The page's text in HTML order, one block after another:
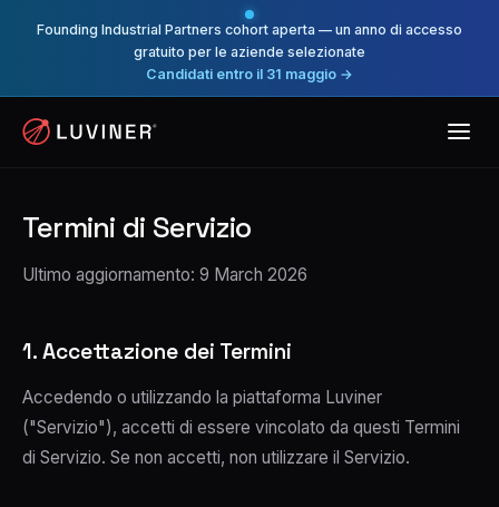
Founding Industrial Partners cohort aperta — un anno di accesso
gratuito per le aziende selezionate
Candidati entro il 31 maggio →
Termini di Servizio
Ultimo aggiornamento: 9 March 2026
1. Accettazione dei Termini
Accedendo o utilizzando la piattaforma Luviner
("Servizio"), accetti di essere vincolato da questi Termini
di Servizio. Se non accetti, non utilizzare il Servizio.